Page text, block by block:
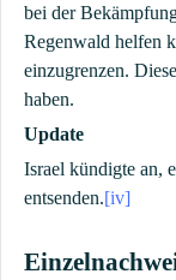
bei der
Regenwald helfen
einzugrenzen.
haben.
Update
Israel kündigte an,
entsenden.[iv]